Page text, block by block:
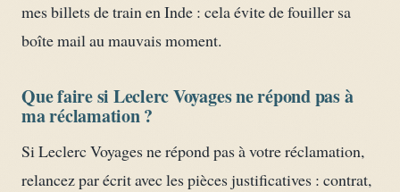
mes billets de train en Inde : cela évite de fouiller sa
boîte mail au mauvais moment.
Que faire si Leclerc Voyages ne répond pas à
ma réclamation ?
Si Leclerc Voyages ne répond pas à votre réclamation,
relancez par écrit avec les pièces justificatives : contrat,